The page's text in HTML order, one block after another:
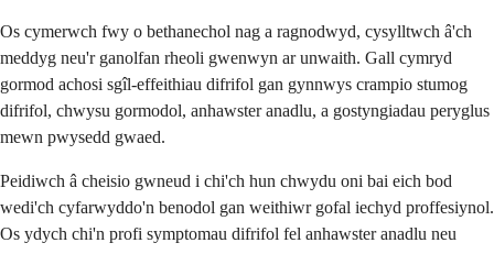
Os cymerwch fwy o bethanechol nag a ragnodwyd, cysylltwch â'ch
meddyg neu'r ganolfan rheoli gwenwyn ar unwaith. Gall cymryd
gormod achosi sgîl-effeithiau difrifol gan gynnwys crampio stumog
difrifol, chwysu gormodol, anhawster anadlu, a gostyngiadau peryglus
mewn pwysedd gwaed.
Peidiwch â cheisio gwneud i chi'ch hun chwydu oni bai eich bod
wedi'ch cyfarwyddo'n benodol gan weithiwr gofal iechyd proffesiynol.
Os ydych chi'n profi symptomau difrifol fel anhawster anadlu neu